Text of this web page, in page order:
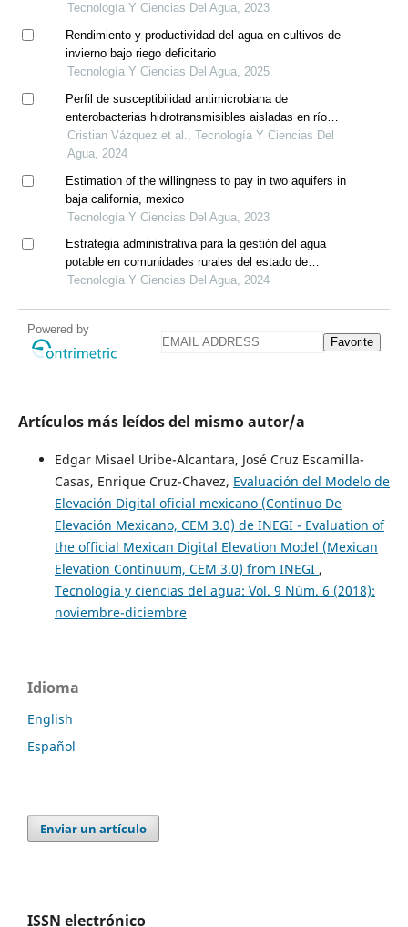
Tecnología Y Ciencias Del Agua, 2023
Rendimiento y productividad del agua en cultivos de
invierno bajo riego deficitario
Tecnología Y Ciencias Del Agua, 2025
Perfil de susceptibilidad antimicrobiana de
enterobacterias hidrotransmisibles aisladas en río
guamote, chimborazo
Cristian Vázquez et al., Tecnología Y Ciencias Del
Agua, 2024
Estimation of the willingness to pay in two aquifers in
baja california, mexico
Tecnología Y Ciencias Del Agua, 2023
Estrategia administrativa para la gestión del agua
potable en comunidades rurales del estado de
chihuahua
Tecnología Y Ciencias Del Agua, 2024
Powered by
Favorite
Artículos más leídos del mismo autor/a
Edgar Misael Uribe-Alcantara, José Cruz Escamilla-
Casas, Enrique Cruz-Chavez, Evaluación del Modelo de
Elevación Digital oficial mexicano (Continuo De
Elevación Mexicano, CEM 3.0) de INEGI - Evaluation of
the official Mexican Digital Elevation Model (Mexican
Elevation Continuum, CEM 3.0) from INEGI ,
Tecnología y ciencias del agua: Vol. 9 Núm. 6 (2018):
noviembre-diciembre
Idioma
English
Español
Enviar un artículo
ISSN electrónico